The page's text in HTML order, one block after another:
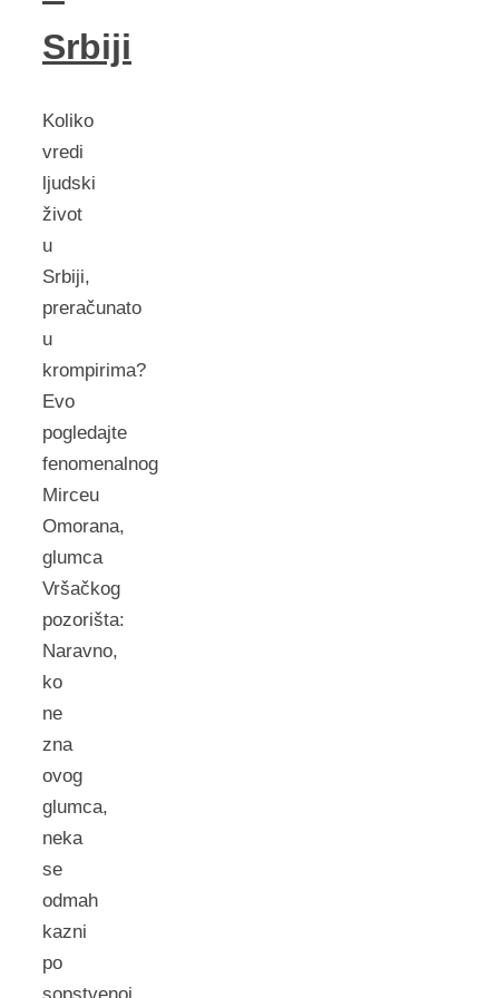
Srbiji
Koliko
vredi
ljudski
život
u
Srbiji,
preračunato
u
krompirima?
Evo
pogledajte
fenomenalnog
Mirceu
Omorana,
glumca
Vršačkog
pozorišta:
Naravno,
ko
ne
zna
ovog
glumca,
neka
se
odmah
kazni
po